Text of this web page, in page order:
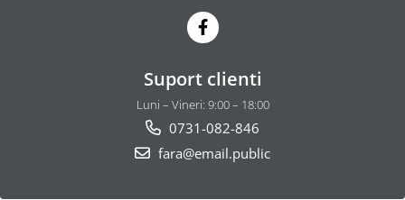
Suport clienti
Luni – Vineri: 9:00 – 18:00
0731-082-846
fara@email.public